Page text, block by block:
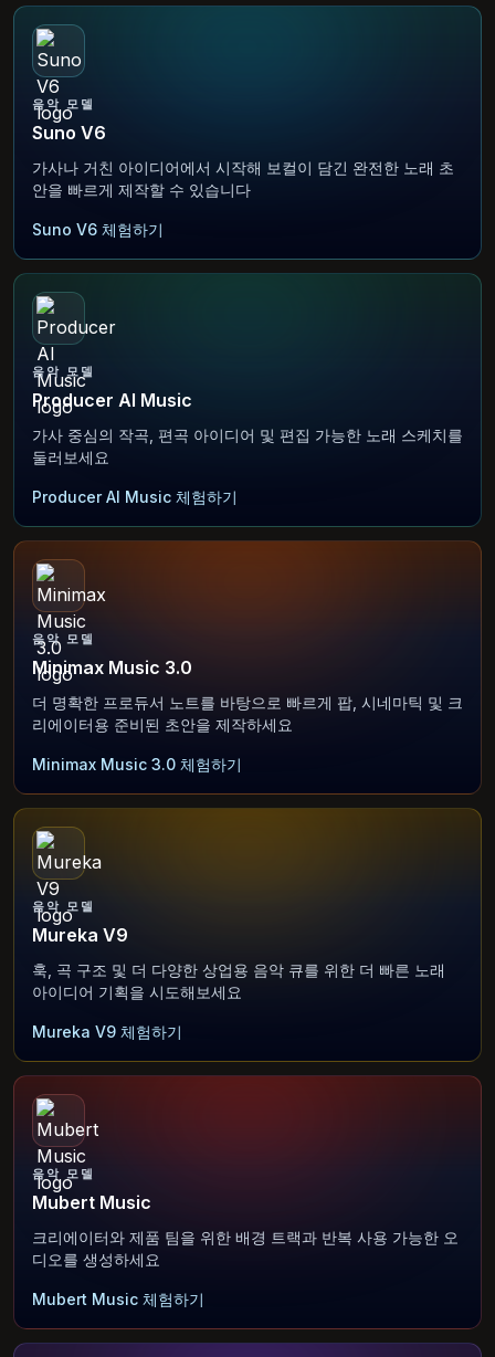
음악 모델
Suno V6
가사나 거친 아이디어에서 시작해 보컬이 담긴 완전한 노래 초
안을 빠르게 제작할 수 있습니다
Suno V6 체험하기
음악 모델
Producer AI Music
가사 중심의 작곡, 편곡 아이디어 및 편집 가능한 노래 스케치를
둘러보세요
Producer AI Music 체험하기
음악 모델
Minimax Music 3.0
더 명확한 프로듀서 노트를 바탕으로 빠르게 팝, 시네마틱 및 크
리에이터용 준비된 초안을 제작하세요
Minimax Music 3.0 체험하기
음악 모델
Mureka V9
훅, 곡 구조 및 더 다양한 상업용 음악 큐를 위한 더 빠른 노래
아이디어 기획을 시도해보세요
Mureka V9 체험하기
음악 모델
Mubert Music
크리에이터와 제품 팀을 위한 배경 트랙과 반복 사용 가능한 오
디오를 생성하세요
Mubert Music 체험하기